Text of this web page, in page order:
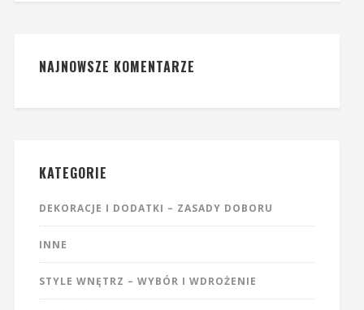
NAJNOWSZE KOMENTARZE
KATEGORIE
DEKORACJE I DODATKI – ZASADY DOBORU
INNE
STYLE WNĘTRZ – WYBÓR I WDROŻENIE